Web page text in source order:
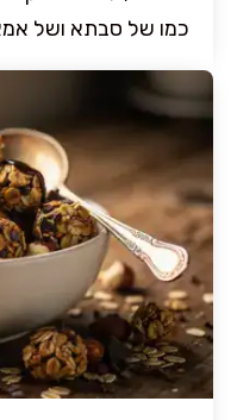
כמו של סבתא ושל